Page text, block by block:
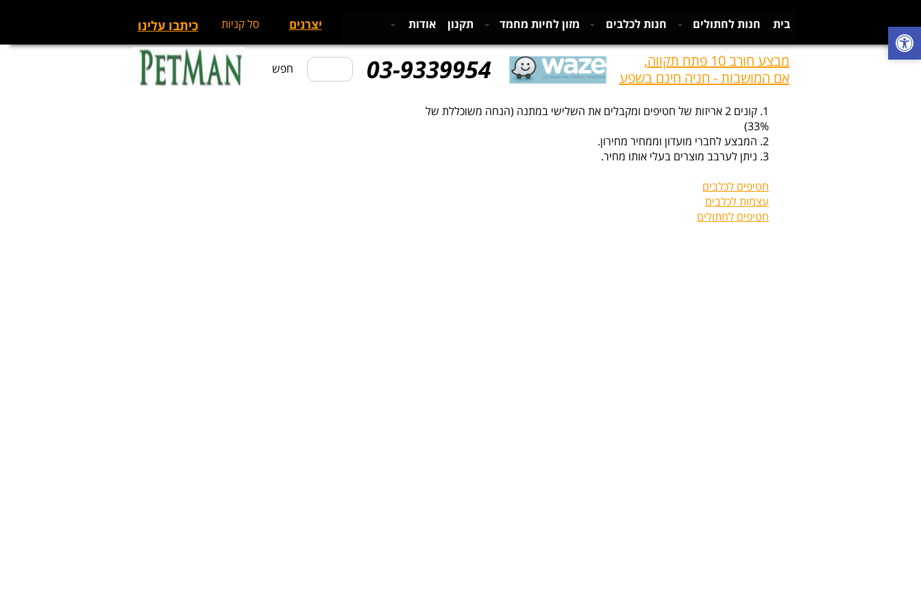
בית חנות לחתולים חנות לכלבים מזון לחיות מחמד תקנון אודות כיתבו עלינו סל קניות יצרנים
מבצע חורב 10 פתח תקווה,
אם המושבות - חניה חינם בשפע
חפש 03-9339954
1. קונים 2 אריזות של חטיפים ומקבלים את השלישי במתנה (הנחה משוכללת של
33%)
2. המבצע לחברי מועדון וממחיר מחירון.
3. ניתן לערבב מוצרים בעלי אותו מחיר.
חטיפים לכלבים
עצמות לכלבים
חטיפים לחתולים